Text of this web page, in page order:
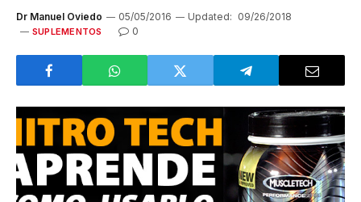
Dr Manuel Oviedo 05/05/2016 Updated: 09/26/2018
SUPLEMENTOS 0